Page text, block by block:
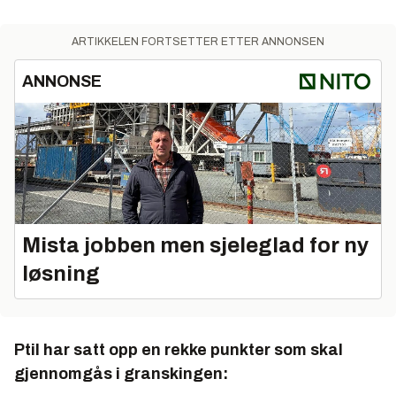
ARTIKKELEN FORTSETTER ETTER ANNONSEN
ANNONSE
Mista jobben men sjeleglad for ny
løsning
Ptil har satt opp en rekke punkter som skal
gjennomgås i granskingen: